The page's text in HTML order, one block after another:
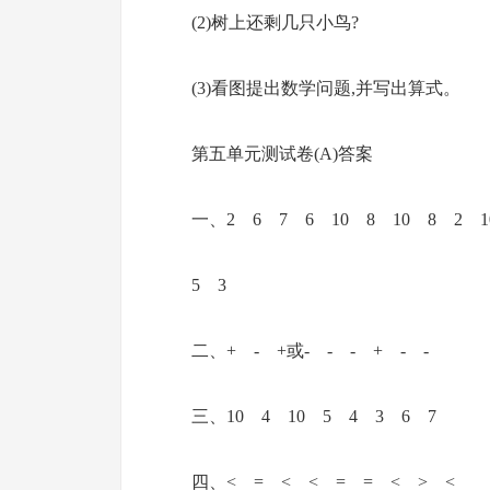
(2)树上还剩几只小鸟?
(3)看图提出数学问题,并写出算式。
第五单元测试卷(A)答案
一、2 6 7 6 10 8 10 8 2
5 3
二、+ - +或- - - + - -
三、10 4 10 5 4 3 6 7
四、< = < < = = < > <